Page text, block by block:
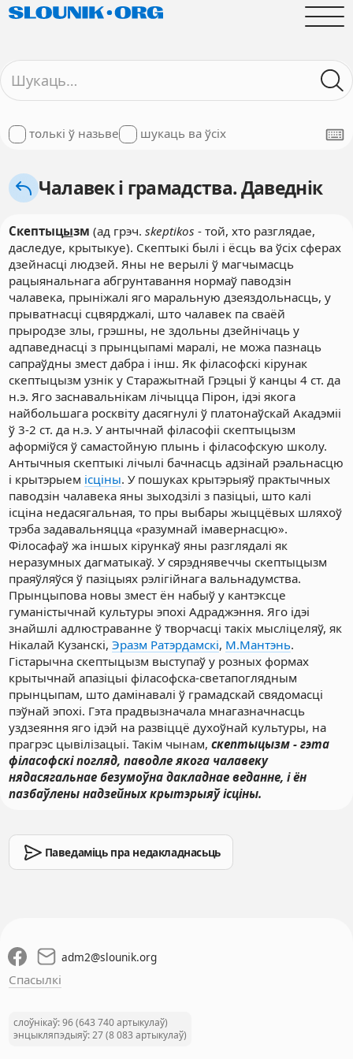
толькі ў назьве шукаць ва ўсіх
Чалавек і грамадства. Даведнік
Скептыцызм (ад грэч. skeptikos - той, хто разглядае,
даследуе, крытыкуе). Скептыкі былі і ёсць ва ўсіх сферах
дзейнасці людзей. Яны не верылі ў магчымасць
рацыянальнага абгрунтавання нормаў паводзін
чалавека, прыніжалі яго маральную дзеяздольнасць, у
прыватнасці сцвярджалі, што чалавек па сваёй
прыродзе злы, грэшны, не здольны дзейнічаць у
адпаведнасці з прынцыпамі маралі, не можа пазнаць
сапраўдны змест дабра і інш. Як філасофскі кірунак
скептыцызм узнік у Старажытнай Грэцыі ў канцы 4 ст. да
н.э. Яго заснавальнікам лічыцца Пірон, ідэі якога
найбольшага росквіту дасягнулі ў платонаўскай Акадэміі
ў 3-2 ст. да н.э. У антычнай філасофіі скептыцызм
аформіўся ў самастойную плынь і філасофскую школу.
Антычныя скептыкі лічылі бачнасць адзінай рэальнасцю
і крытэрыем ісціны. У пошуках крытэрыяў практычных
паводзін чалавека яны зыходзілі з пазіцыі, што калі
ісціна недасягальная, то пры выбары жыццёвых шляхоў
трэба задавальняцца «разумнай імавернасцю».
Філосафаў жа іншых кірункаў яны разглядалі як
неразумных дагматыкаў. У сярэднявеччы скептыцызм
праяўляўся ў пазіцыях рэлігійнага вальнадумства.
Прынцыпова новы змест ён набыў у кантэксце
гуманістычнай культуры эпохі Адраджэння. Яго ідэі
знайшлі адлюстраванне ў творчасці такіх мысліцеляў, як
Нікалай Кузанскі, Эразм Ратэрдамскі, М.Мантэнь.
Гістарычна скептыцызм выступаў у розных формах
крытычнай апазіцыі філасофска-светапоглядным
прынцыпам, што дамінавалі ў грамадскай свядомасці
пэўнай эпохі. Гэта прадвызначала мнагазначнасць
уздзеяння яго ідэй на развіццё духоўнай культуры, на
прагрэс цывілізацыі. Такім чынам, скептыцызм - гэта
філасофскі погляд, паводле якога чалавеку
нядасягальнае безумоўна дакладнае веданне, і ён
пазбаўлены надзейных крытэрыяў ісціны.
Паведаміць пра недакладнасьць
adm2@slounik.org
Спасылкі
слоўнікаў: 96 (643 740 артыкулаў)
энцыкляпэдыяў: 27 (8 083 артыкулаў)